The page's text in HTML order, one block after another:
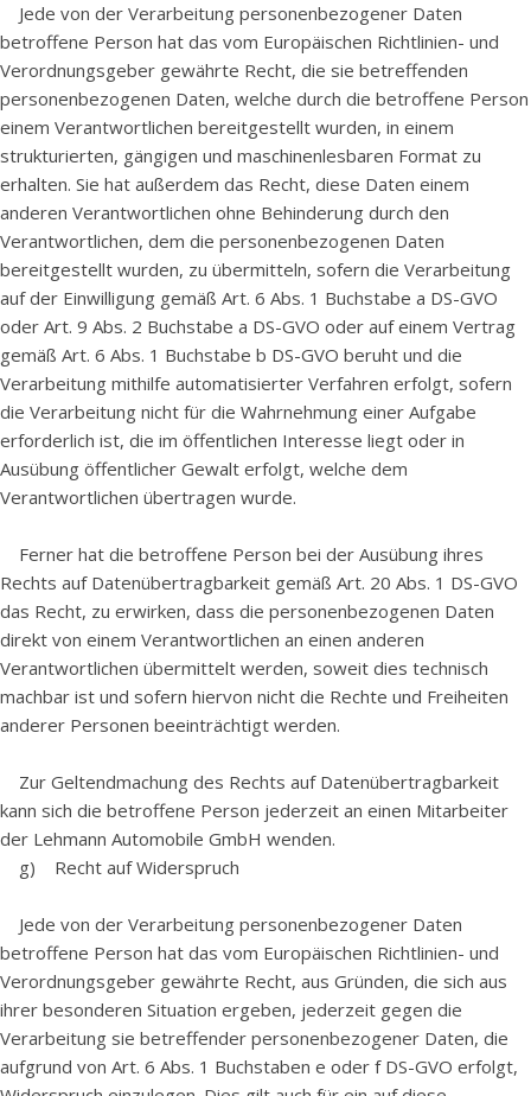
Jede von der Verarbeitung personenbezogener Daten
betroffene Person hat das vom Europäischen Richtlinien- und
Verordnungsgeber gewährte Recht, die sie betreffenden
personenbezogenen Daten, welche durch die betroffene Person
einem Verantwortlichen bereitgestellt wurden, in einem
strukturierten, gängigen und maschinenlesbaren Format zu
erhalten. Sie hat außerdem das Recht, diese Daten einem
anderen Verantwortlichen ohne Behinderung durch den
Verantwortlichen, dem die personenbezogenen Daten
bereitgestellt wurden, zu übermitteln, sofern die Verarbeitung
auf der Einwilligung gemäß Art. 6 Abs. 1 Buchstabe a DS-GVO
oder Art. 9 Abs. 2 Buchstabe a DS-GVO oder auf einem Vertrag
gemäß Art. 6 Abs. 1 Buchstabe b DS-GVO beruht und die
Verarbeitung mithilfe automatisierter Verfahren erfolgt, sofern
die Verarbeitung nicht für die Wahrnehmung einer Aufgabe
erforderlich ist, die im öffentlichen Interesse liegt oder in
Ausübung öffentlicher Gewalt erfolgt, welche dem
Verantwortlichen übertragen wurde.
Ferner hat die betroffene Person bei der Ausübung ihres
Rechts auf Datenübertragbarkeit gemäß Art. 20 Abs. 1 DS-GVO
das Recht, zu erwirken, dass die personenbezogenen Daten
direkt von einem Verantwortlichen an einen anderen
Verantwortlichen übermittelt werden, soweit dies technisch
machbar ist und sofern hiervon nicht die Rechte und Freiheiten
anderer Personen beeinträchtigt werden.
Zur Geltendmachung des Rechts auf Datenübertragbarkeit
kann sich die betroffene Person jederzeit an einen Mitarbeiter
der Lehmann Automobile GmbH wenden.
g) Recht auf Widerspruch
Jede von der Verarbeitung personenbezogener Daten
betroffene Person hat das vom Europäischen Richtlinien- und
Verordnungsgeber gewährte Recht, aus Gründen, die sich aus
ihrer besonderen Situation ergeben, jederzeit gegen die
Verarbeitung sie betreffender personenbezogener Daten, die
aufgrund von Art. 6 Abs. 1 Buchstaben e oder f DS-GVO erfolgt,